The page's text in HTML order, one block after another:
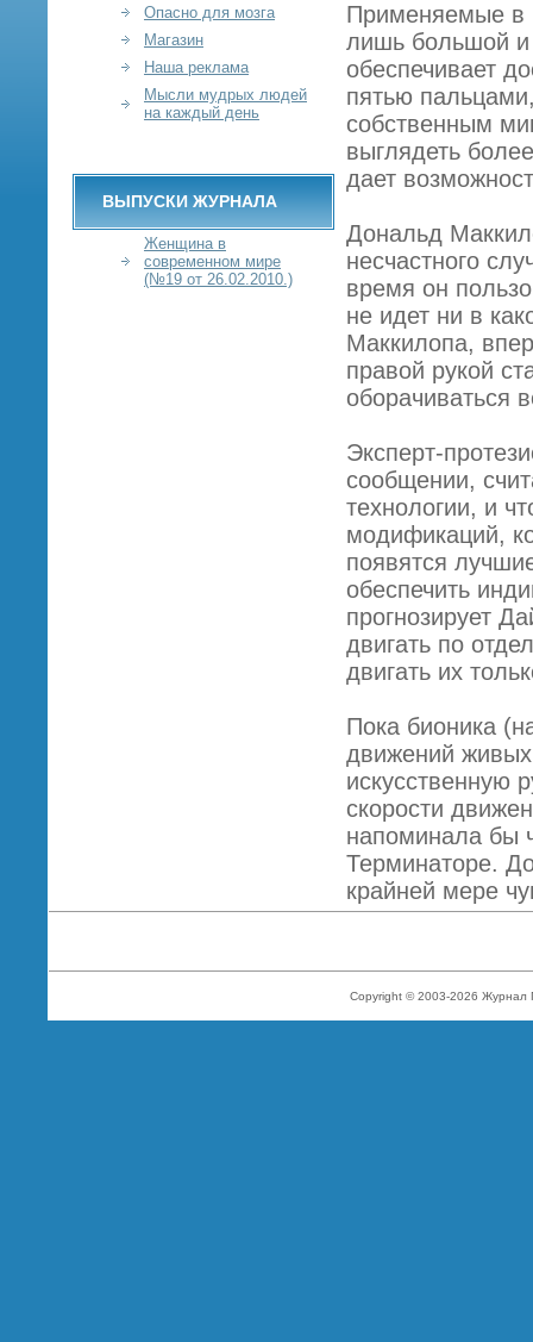
Применяемые в
лишь большой и
обеспечивает
пятью
собственным
выглядеть
дает
Дональд
несчастного
время он
не идет ни в
Маккилопа,
правой рукой
оборачиваться
Эксперт-
сообщении,
технологии, и
модификаций,
появятся
обеспечить
прогнозирует
двигать по
двигать их
Пока бионика
движений
искусственную
скорости
напоминала бы
Терминаторе.
крайней мере
Опасно для мозга
Магазин
Наша реклама
Мысли мудрых людей
на каждый день
ВЫПУСКИ ЖУРНАЛА
Женщина в
современном мире
(№19 от 26.02.2010.)
Copyright © 2003-2026 Журнал